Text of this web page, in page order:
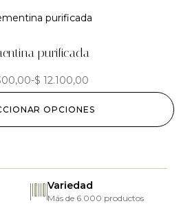
purificada
-$ 12.100,00
OPCIONES
Variedad
Más de 6.000 productos